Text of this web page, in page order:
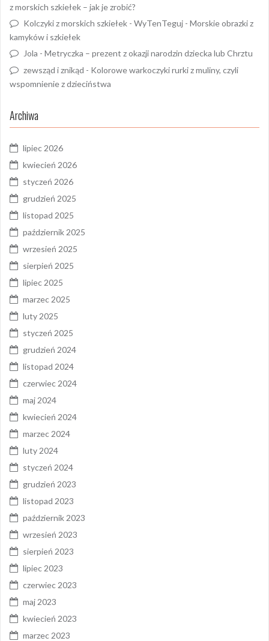
z morskich szkiełek – jak je zrobić?
Kolczyki z morskich szkiełek - WyTenTeguj - Morskie obrazki z
kamyków i szkiełek
Jola - Metryczka – prezent z okazji narodzin dziecka lub Chrztu
zewsząd i znikąd - Kolorowe warkoczyki rurki z muliny, czyli
wspomnienie z dzieciństwa
Archiwa
lipiec 2026
kwiecień 2026
styczeń 2026
grudzień 2025
listopad 2025
październik 2025
wrzesień 2025
sierpień 2025
lipiec 2025
marzec 2025
luty 2025
styczeń 2025
grudzień 2024
listopad 2024
czerwiec 2024
maj 2024
kwiecień 2024
marzec 2024
luty 2024
styczeń 2024
grudzień 2023
listopad 2023
październik 2023
wrzesień 2023
sierpień 2023
lipiec 2023
czerwiec 2023
maj 2023
kwiecień 2023
marzec 2023